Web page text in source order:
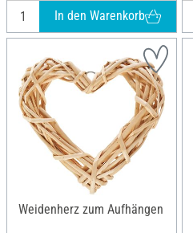
In den Warenkorb
Weidenherz zum Aufhängen